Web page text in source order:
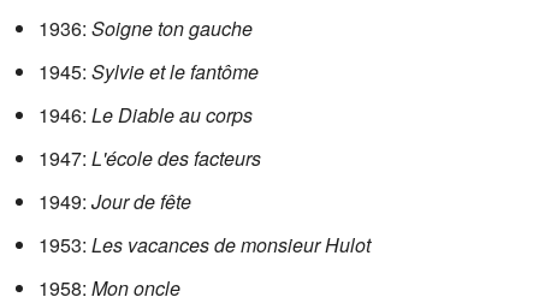
1936: Soigne ton gauche
1945: Sylvie et le fantôme
1946: Le Diable au corps
1947: L'école des facteurs
1949: Jour de fête
1953: Les vacances de monsieur Hulot
1958: Mon oncle